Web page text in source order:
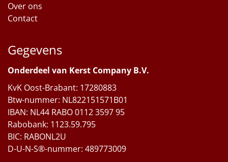
Over ons
Contact
Gegevens
Onderdeel van Kerst Company B.V.
KvK Oost-Brabant: 17280883
Btw-nummer: NL822151571B01
IBAN: NL44 RABO 0112 3597 95
Rabobank: 1123.59.795
BIC: RABONL2U
D-U-N-S®-nummer: 489773009